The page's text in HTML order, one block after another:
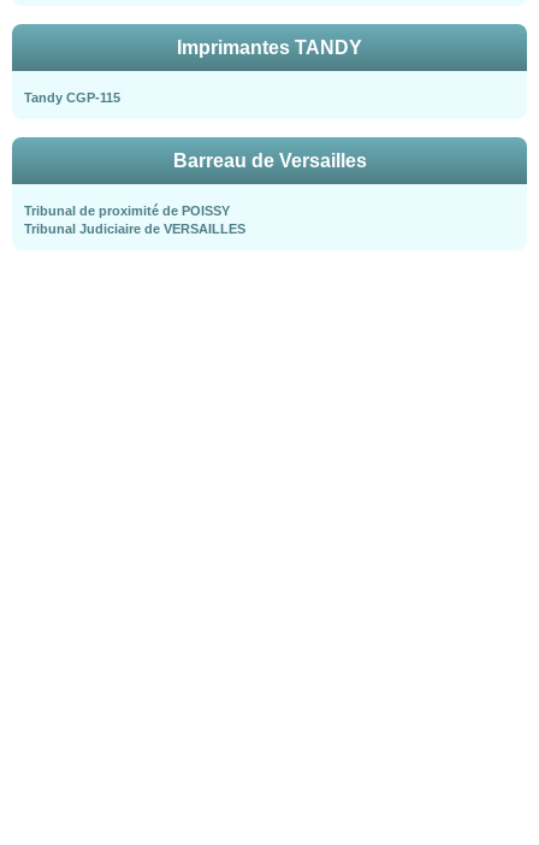
Imprimantes TANDY
Tandy CGP-115
Barreau de Versailles
Tribunal de proximité de POISSY
Tribunal Judiciaire de VERSAILLES